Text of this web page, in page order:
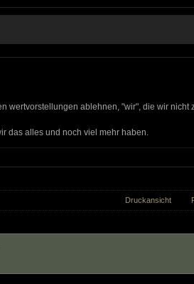
ablehnen, "wir", die wir
das alles und noch viel mehr haben.
Druckansicht